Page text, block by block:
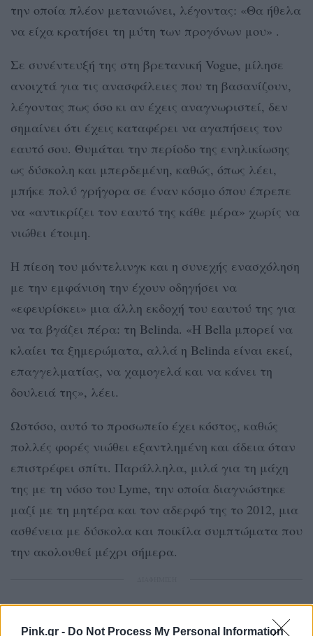
Pink.gr - Do Not Process My Personal Information
την οποία πλέον μετανιώνει, λέγοντας: «Θα ήθελα
να είχα κρατήσει τη μύτη των προγόνων μου» .
Σε συνέντευξή της στη βρετανική Vogue, μίλησε
ανοιχτά για τις ανασφάλειες που τη βασανίζουν,
λέγοντας πως όσο κι αν έχεις αναγνωριστεί, δεν
σημαίνει ότι έχεις καταφέρει να αγαπήσεις τον
εαυτό σου. Θυμάται την περίοδο της ενηλικίωσης
ως δύσκολη και μπερδεμένη, καθώς, όπως λέει,
μπήκε πολύ γρήγορα σε έναν κόσμο όπου έπρεπε
να «αντικρίζει τον εαυτό της κάθε μέρα» χωρίς να
νιώθει έτοιμη.
Η πίεση του μόντελινγκ και η συνεχής ενασχόληση
με την εμφάνιση την έχουν οδηγήσει να
«εφευρίσκει» μια άλλη εκδοχή του εαυτού της για
να τα βγάζει πέρα: τη Belinda. «Η Bella μπορεί να
κλαίει τα ξημερώματα, αλλά η Belinda είναι εκεί,
επαγγελματίας, να χαμογελά και να κάνει τη
δουλειά της», λέει.
Ωστόσο, αυτό το προσωπείο έχει κόστος, καθώς
πολλές φορές νιώθει εξαντλημένη και άδεια όταν
επιστρέφει σπίτι. Παράλληλα, μιλά για τη μάχη
της με τη νόσο του Lyme, την οποία διαγνώστηκε
μαζί με τη μητέρα και τον αδερφό της το 2012, μια
ασθένεια με δύσκολα και ποικίλα συμπτώματα που
την ακολουθεί μέχρι σήμερα.